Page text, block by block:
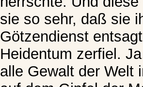
sie so sehr, daß sie
Götzendienst
Heidentum zerfiel.
alle Gewalt der Welt